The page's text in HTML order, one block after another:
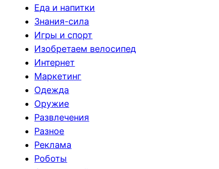
Еда и напитки
Знания-сила
Игры и спорт
Изобретаем велосипед
Интернет
Маркетинг
Одежда
Оружие
Развлечения
Разное
Реклама
Роботы